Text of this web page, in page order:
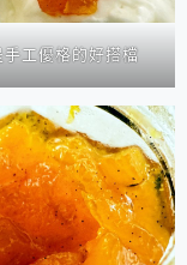
手工優格的好搭檔